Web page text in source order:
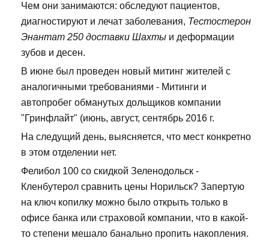
Чем они занимаются: обследуют пациентов,
диагностируют и лечат заболевания, Тестостерон
Энантат 250 доставки Шахты и деформации
зубов и десен.
В июне был проведен новый митинг жителей с
аналогичными требованиями - Митинги и
автопробег обманутых дольщиков компании
"Гринфлайт" (июнь, август, сентябрь 2016 г.
На следущий день, выясняется, что мест конкретно
в этом отделении нет.
Фелибол 100 со скидкой Зеленодольск -
Кленбутерол сравнить цены Норильск? Запертую
на ключ копилку можно было открыть только в
офисе банка или страховой компании, что в какой-
то степени мешало банально пропить накопления.